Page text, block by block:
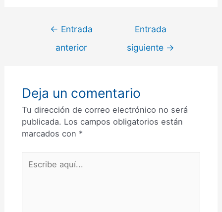
Navegación
entradas
← Entrada
anterior
Entrada
siguiente →
Deja un comentario
Tu dirección de correo electrónico no será
publicada. Los campos obligatorios están
marcados con *
aquí...